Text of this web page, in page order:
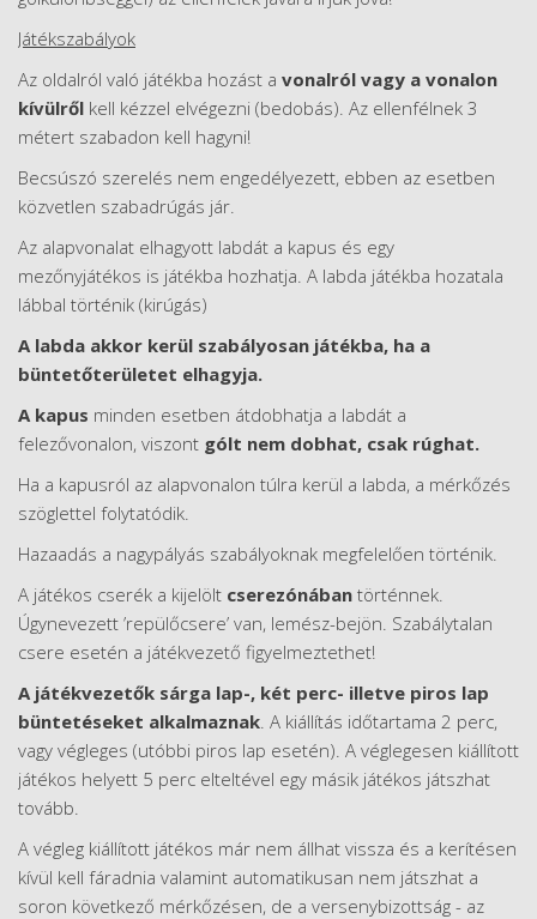
Játékszabályok
Az oldalról való játékba hozást a vonalról vagy a vonalon
kívülről kell kézzel elvégezni (bedobás). Az ellenfélnek 3
métert szabadon kell hagyni!
Becsúszó szerelés nem engedélyezett, ebben az esetben
közvetlen szabadrúgás jár.
Az alapvonalat elhagyott labdát a kapus és egy
mezőnyjátékos is játékba hozhatja. A labda játékba hozatala
lábbal történik (kirúgás)
A labda akkor kerül szabályosan játékba, ha a
büntetőterületet elhagyja.
A kapus minden esetben átdobhatja a labdát a
felezővonalon, viszont gólt nem dobhat, csak rúghat.
Ha a kapusról az alapvonalon túlra kerül a labda, a mérkőzés
szöglettel folytatódik.
Hazaadás a nagypályás szabályoknak megfelelően történik.
A játékos cserék a kijelölt cserezónában történnek.
Úgynevezett ’repülőcsere’ van, lemész-bejön. Szabálytalan
csere esetén a játékvezető figyelmeztethet!
A játékvezetők sárga lap-, két perc- illetve piros lap
büntetéseket alkalmaznak . A kiállítás időtartama 2 perc,
vagy végleges (utóbbi piros lap esetén). A véglegesen kiállított
játékos helyett 5 perc elteltével egy másik játékos játszhat
tovább.
A végleg kiállított játékos már nem állhat vissza és a kerítésen
kívül kell fáradnia valamint automatikusan nem játszhat a
soron következő mérkőzésen, de a versenybizottság - az